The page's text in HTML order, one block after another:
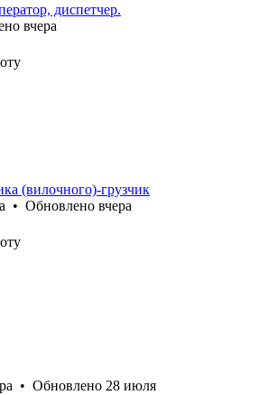
диспетчер.
вчера
(вилочного)-грузчик
• Обновлено вчера
• Обновлено 28 июля